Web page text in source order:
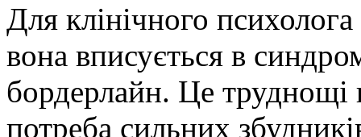
Для клінічного
вона вписується в
бордерлайн. Це труднощі
потреба сильних